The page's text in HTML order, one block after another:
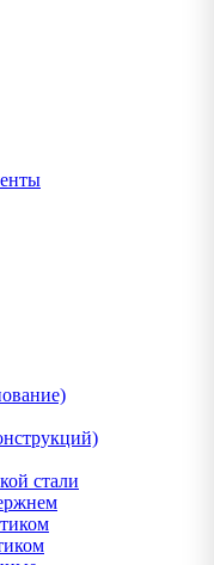
стали